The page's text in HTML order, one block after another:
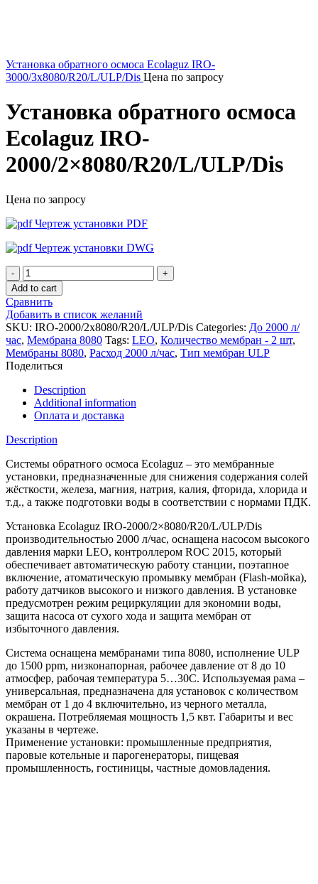
Установка обратного осмоса Ecolaguz IRO-
3000/3x8080/R20/L/ULP/Dis Цена по запросу
Установка обратного осмоса
Ecolaguz IRO-
2000/2×8080/R20/L/ULP/Dis
Цена по запросу
Чертеж установки PDF
Чертеж установки DWG
Установка
обратного
осмоса
Ecolaguz
IRO-
2000/2x8080/R20/L/ULP/Dis
quantity
Add to cart
Сравнить
Добавить в список желаний
SKU: IRO-2000/2x8080/R20/L/ULP/Dis Categories: До 2000 л/
час, Мембрана 8080 Tags: LEO, Количество мембран - 2 шт,
Мембраны 8080, Расход 2000 л/час, Тип мембран ULP
Поделиться
Description
Additional information
Оплата и доставка
Description
Системы обратного осмоса Ecolaguz – это мембранные
установки, предназначенные для снижения содержания солей
жёсткости, железа, магния, натрия, калия, фторида, хлорида и
т.д., а также подготовки воды в соответствии с нормами ПДК.
Установка Ecolaguz IRO-2000/2×8080/R20/L/ULP/Dis
производительностью 2000 л/час, оснащена насосом высокого
давления марки LEO, контроллером ROC 2015, который
обеспечивает автоматическую работу станции, поэтапное
включение, атоматическую промывку мембран (Flash-мойка),
работу датчиков высокого и низкого давления. В установке
предусмотрен режим рециркуляции для экономии воды,
защита насоса от сухого хода и защита мембран от
избыточного давления.
Система оснащена мембранами типа 8080, исполнение ULP
до 1500 ppm, низконапорная, рабочее давление от 8 до 10
атмосфер, рабочая температура 5…30С. Используемая рама –
универсальная, предназначена для установок с количеством
мембран от 1 до 4 включительно, из черного металла,
окрашена. Потребляемая мощность 1,5 квт. Габариты и вес
указаны в чертеже.
Применение установки: промышленные предприятия,
паровые котельные и парогенераторы, пищевая
промышленность, гостиницы, частные домовладения.